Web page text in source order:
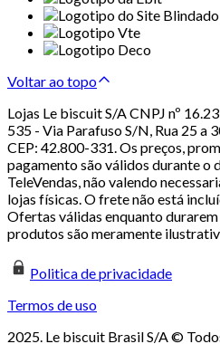
Voltar ao topo
Lojas Le biscuit S/A CNPJ nº
535 - Via Parafuso S/N, Rua 25 a
CEP: 42.800-331. Os preços,
pagamento são válidos durante o
TeleVendas, não valendo
lojas físicas. O frete não está
Ofertas válidas enquanto
produtos são meramente
Politica de privacidade
Termos de uso
2025. Le biscuit Brasil S/A ©